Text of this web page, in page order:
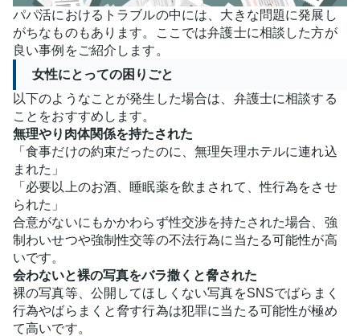
パパ活におけるトラブルの中には、大きな問題に発展し
がちなものもあります。ここでは弁護士に相談した方が
良い事例をご紹介します。
女性にとっての困りごと
以下のようなことが発生した場合は、弁護士に相談する
ことをおすすめします。
無理やり肉体関係を持たされた
「食事だけの約束だったのに、無理矢理ホテルに連れ込
まれた」
「必要以上のお酒、睡眠薬を飲まされて、性行為をさせ
られた」
合意がないにもかかわらず性交渉を持たされた場合、強
制わいせつや強制性交等の不法行為に当たる可能性が高
いです。
会わないと裸の写真をバラ撒くと脅された
裸の写真等、公開してほしくない写真をSNSでばらまく
行為やばらまくと脅す行為は犯罪に当たる可能性が極め
て高いです。